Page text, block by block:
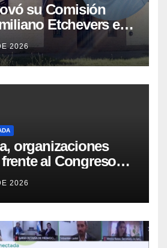
su Comisión
Etchevers es
de la entidad
2026
organizaciones
al Congreso
de Propiedad
2026